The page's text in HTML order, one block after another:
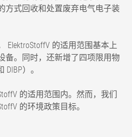
方式回收和处置废弃电气电子装
ElektroStoffV 的适用范围基本上
备。同时，还新增了四项限用物
DIBP）。
的适用范围内。然而，我们
的环境政策目标。